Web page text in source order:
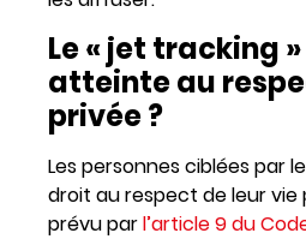
Le « jet tracking
atteinte au
privée ?
Les personnes ciblées par
droit au respect de leur vie
prévu parl’article 9 du